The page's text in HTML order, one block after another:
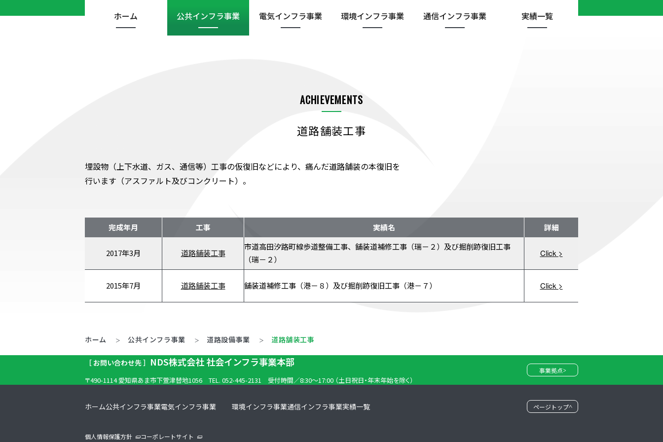
ホーム 公共インフラ事業 電気インフラ事業 環境インフラ事業 通信インフラ事業 実績一覧
ACHIEVEMENTS
道路舗装工事
埋設物（上下水道、ガス、通信等）工事の仮復旧などにより、痛んだ道路舗装の本復旧を
行います（アスファルト及びコンクリート）。
完成年月 工事 実績名 詳細
2017年3月 道路舗装工事
市道高田汐路町線歩道整備工事、舗装道補修工事（瑞－２）及び掘削跡復旧工事
（瑞－２）
Click >
2015年7月 道路舗装工事 舗装道補修工事（港－８）及び掘削跡復旧工事（港－７） Click >
ホーム 公共インフラ事業 道路設備事業 道路舗装工事
［ お問い合わせ先 ］ NDS株式会社 社会インフラ事業本部
〒490-1114 愛知県あま市下萱津替地1056 TEL. 052-445-2131 受付時間／8:30～17:00 （土日祝日・年末年始を除く）
事業拠点
ホーム公共インフラ事業電気インフラ事業 環境インフラ事業通信インフラ事業実績一覧 ページトップ
個人情報保護方針 コーポレートサイト